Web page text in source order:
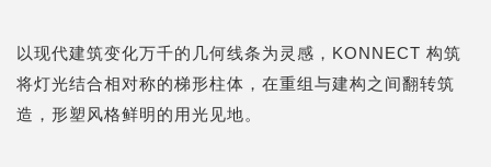
以现代建筑变化万千的几何线条为灵感，KONNECT 构筑
将灯光结合相对称的梯形柱体，在重组与建构之间翻转筑
造，形塑风格鲜明的用光见地。